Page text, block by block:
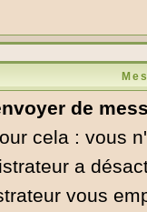
de
cela : vous
a
vous